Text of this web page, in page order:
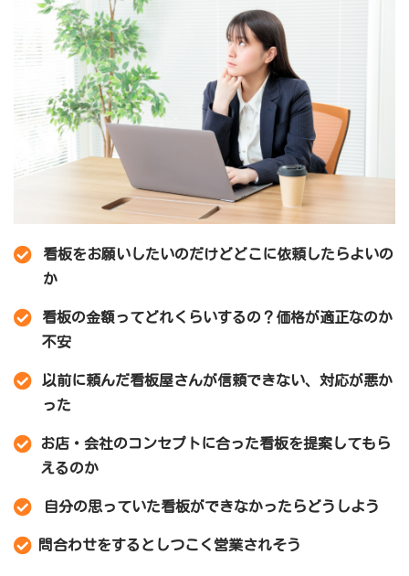
看板をお願いしたいのだけどどこに依頼したらよいの
か
看板の金額ってどれくらいするの？価格が適正なのか
不安
以前に頼んだ看板屋さんが信頼できない、対応が悪か
った
お店・会社のコンセプトに合った看板を提案してもら
えるのか
自分の思っていた看板ができなかったらどうしよう
問合わせをするとしつこく営業されそう